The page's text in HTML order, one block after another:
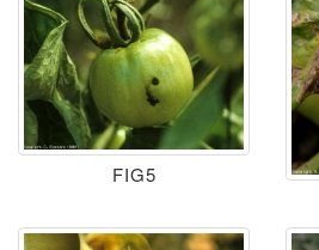
FIG5